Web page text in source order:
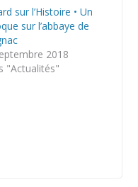
sur l’Histoire • Un
sur l’abbaye de
2018
"Actualités"